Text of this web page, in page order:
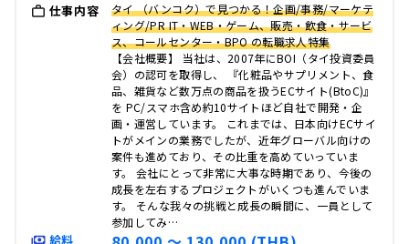
仕事内容
タイ （バンコク）で見つかる！企画/事務/マーケテ
ィング/PR IT・WEB・ゲーム、販売・飲食・サービ
ス、コールセンター・BPO の転職求人特集
【会社概要】 当社は、2007年にBOI（タイ投資委員
会）の認可を取得し、 『化粧品やサプリメント、食
品、雑貨など数万点の商品を扱うECサイト(BtoC)』
を PC/スマホ含め約10サイトほど自社で開発・企
画・運営しています。 これまでは、日本向けECサイ
トがメインの業務でしたが、近年グローバル向けの
案件も進めており、その比重を高めていっていま
す。 会社にとって非常に大事な時期であり、今後の
成長を左右するプロジェクトがいくつも進んでいま
す。 そんな我々の挑戦と成長の瞬間に、一員として
参加してみ…
給料